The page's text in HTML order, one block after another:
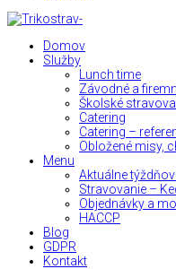
Domov
Služby
Lunch time
Závodné a
Školské
Catering
Catering –
Obložené misy,
Menu
Aktuálne
Stravovanie –
Objednávky a
HACCP
Blog
GDPR
Kontakt